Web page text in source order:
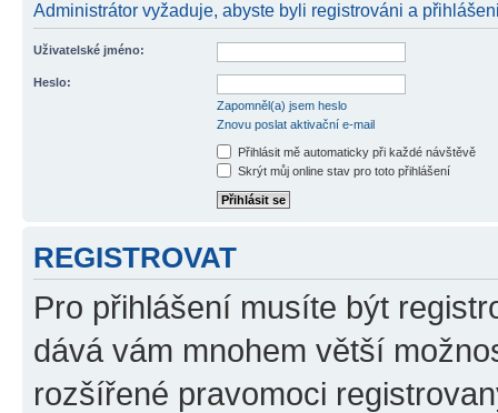
Administrátor vyžaduje, abyste byli registrováni a
Uživatelské jméno:
Heslo:
Zapomněl(a) jsem heslo
Znovu poslat aktivační e-mail
Přihlásit mě automaticky při každé návštěvě
Skrýt můj online stav pro toto přihlášení
REGISTROVAT
Pro přihlášení musíte být
dává vám mnohem větší
rozšířené pravomoci